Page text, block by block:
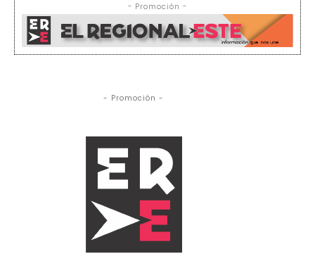
- Promoción -
- Promoción -